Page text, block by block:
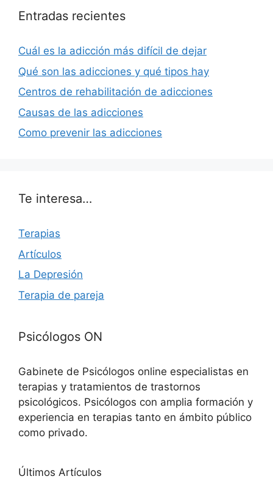
Entradas recientes
Cuál es la adicción más difícil de dejar
Qué son las adicciones y qué tipos hay
Centros de rehabilitación de adicciones
Causas de las adicciones
Como prevenir las adicciones
Te interesa…
Terapias
Artículos
La Depresión
Terapia de pareja
Psicólogos ON
Gabinete de Psicólogos online especialistas en
terapias y tratamientos de trastornos
psicológicos. Psicólogos con amplia formación y
experiencia en terapias tanto en ámbito público
como privado.
Últimos Artículos